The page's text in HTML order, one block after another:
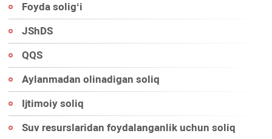
Foyda soligʻi
JShDS
QQS
Aylanmadan olinadigan soliq
Ijtimoiy soliq
Suv resurslaridan foydalanganlik uchun soliq